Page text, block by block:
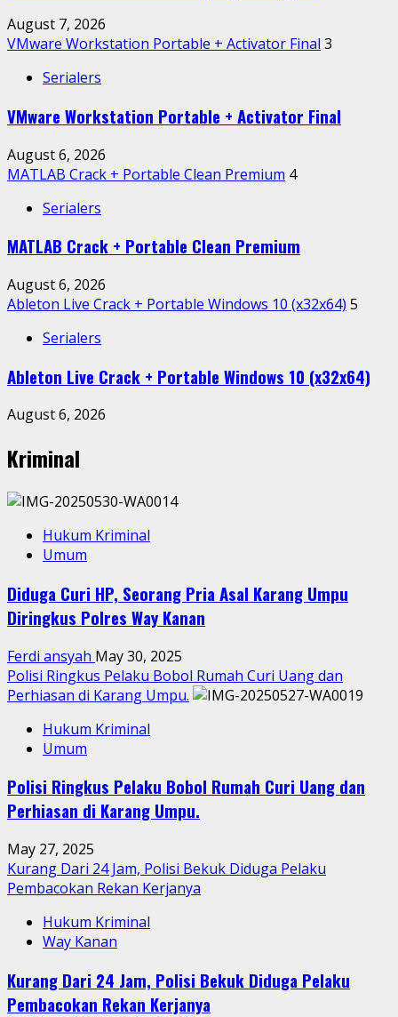
August 7, 2026
VMware Workstation Portable + Activator Final 3
Serialers
VMware Workstation Portable + Activator Final
August 6, 2026
MATLAB Crack + Portable Clean Premium 4
Serialers
MATLAB Crack + Portable Clean Premium
August 6, 2026
Ableton Live Crack + Portable Windows 10 (x32x64) 5
Serialers
Ableton Live Crack + Portable Windows 10 (x32x64)
August 6, 2026
Kriminal
Hukum Kriminal
Umum
Diduga Curi HP, Seorang Pria Asal Karang Umpu
Diringkus Polres Way Kanan
Ferdi ansyah May 30, 2025
Polisi Ringkus Pelaku Bobol Rumah Curi Uang dan
Perhiasan di Karang Umpu.
Hukum Kriminal
Umum
Polisi Ringkus Pelaku Bobol Rumah Curi Uang dan
Perhiasan di Karang Umpu.
May 27, 2025
Kurang Dari 24 Jam, Polisi Bekuk Diduga Pelaku
Pembacokan Rekan Kerjanya
Hukum Kriminal
Way Kanan
Kurang Dari 24 Jam, Polisi Bekuk Diduga Pelaku
Pembacokan Rekan Kerjanya